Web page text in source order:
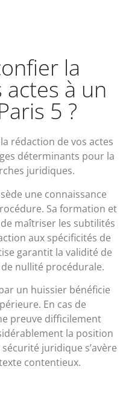
la
à un
5 ?
rédaction de vos actes
déterminants pour la
juridiques.
une connaissance
Sa formation et
maîtriser les subtilités
aux spécificités de
garantit la validité de
nullité procédurale.
un huissier bénéficie
En cas de
preuve difficilement
la position
juridique s’avère
contentieux.